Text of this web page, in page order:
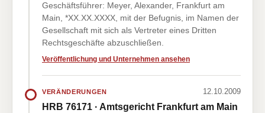
Geschäftsführer: Meyer, Alexander, Frankfurt am
Main, *XX.XX.XXXX, mit der Befugnis, im Namen der
Gesellschaft mit sich als Vertreter eines Dritten
Rechtsgeschäfte abzuschließen.
Veröffentlichung und Unternehmen ansehen
VERÄNDERUNGEN 12.10.2009
HRB 76171 · Amtsgericht Frankfurt am Main